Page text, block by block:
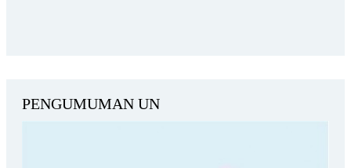
PENGUMUMAN UN